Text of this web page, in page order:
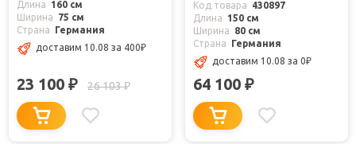
Длина
160 см
Ширина
75 см
Страна
Германия
доставим 10.08 за 400₽
23 100 ₽ 26 103₽
Код товара
430897
Длина
150 см
Ширина
80 см
Страна
Германия
доставим 10.08 за 0₽
64 100 ₽